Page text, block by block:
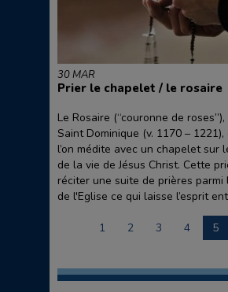
30 MAR
Prier le chapelet / le rosaire
Le Rosaire (“couronne de
Saint Dominique (v. 1170 –
l’on médite avec un chapelet sur
de la vie de Jésus Christ. Cette
réciter une suite de prières
de l'Eglise ce qui laisse l’esprit
1 2 3 4 5